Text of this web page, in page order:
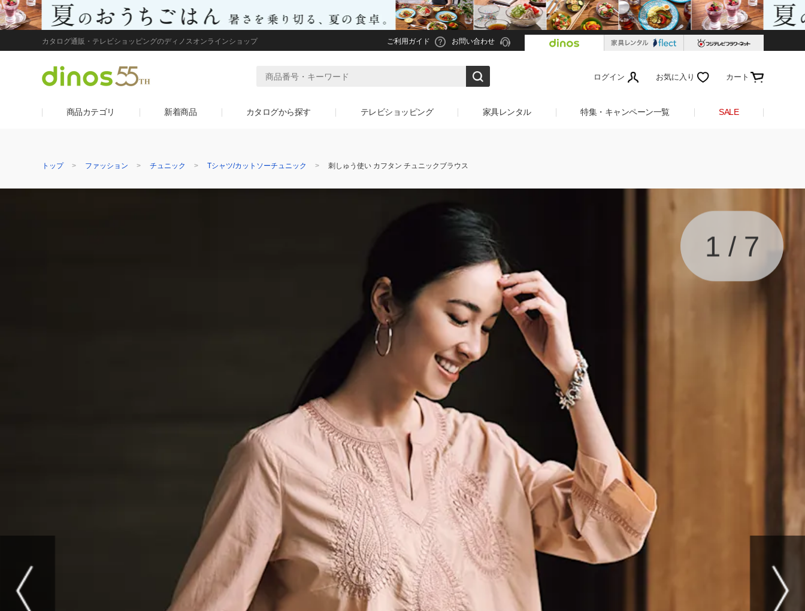
カタログ通販・テレビショッピングのディノスオンラインショップ ご利用ガイド お問い合わせ
ログイン お気に入り カート
商品カテゴリ 新着商品 カタログから探す テレビショッピング 家具レンタル 特集・キャンペーン一覧 SALE
トップ ファッション チュニック Tシャツ/カットソーチュニック 刺しゅう使い カフタン チュニックブラウス
1 / 7